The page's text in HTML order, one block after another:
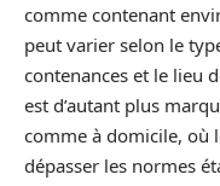
comme contenant
peut varier selon le
contenances et le lieu
est d’autant plus
comme à domicile, où
dépasser les normes